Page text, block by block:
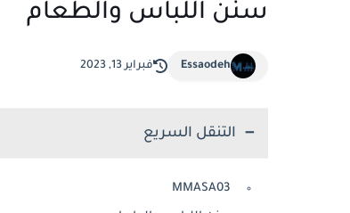
سنن اللباس والطعام
Essaodeh فبراير 13, 2023
التنقل السريع